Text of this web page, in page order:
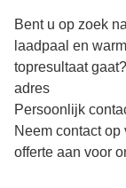
Bent u op zoek
laadpaal en
topresultaat
adres
Persoonlijk
Neem contact
offerte aan voor